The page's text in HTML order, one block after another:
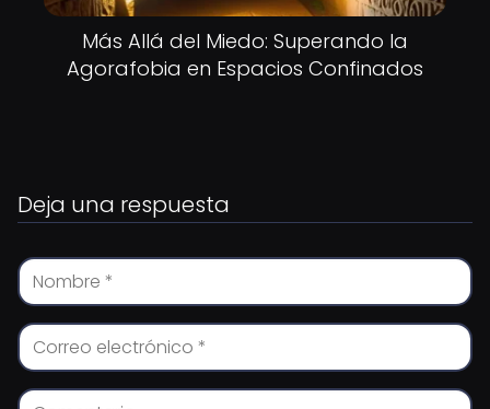
Más Allá del Miedo: Superando la
Agorafobia en Espacios Confinados
Deja una respuesta